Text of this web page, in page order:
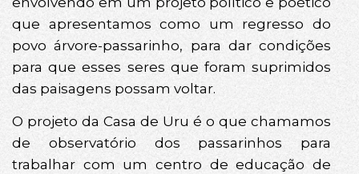
que apresentamos como um regresso do
povo árvore-passarinho, para dar condições
para que esses seres que foram suprimidos
das paisagens possam voltar.
O projeto da Casa de Uru é o que chamamos
de observatório dos passarinhos para
trabalhar com um centro de educação de